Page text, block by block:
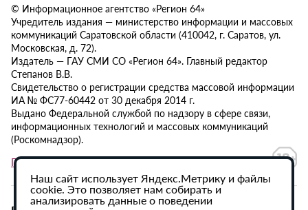
© Информационное агентство «Регион 64»
Учредитель издания — министерство информации и массовых
коммуникаций Саратовской области (410042, г. Саратов, ул.
Московская, д. 72).
Издатель — ГАУ СМИ СО «Регион 64». Главный редактор
Степанов В.В.
Свидетельство о регистрации средства массовой информации
ИА № ФС77-60442 от 30 декабря 2014 г.
Выдано Федеральной службой по надзору в сфере связи,
информационных технологий и массовых коммуникаций
(Роскомнадзор).
Политика в отношении обработки персональных данных
Наш сайт использует Яндекс.Метрику и файлы
cookie. Это позволяет нам собирать и
анализировать данные о поведении